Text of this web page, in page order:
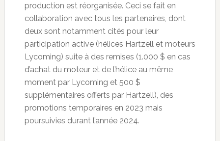
production est réorganisée. Ceci se fait en
collaboration avec tous les partenaires, dont
deux sont notamment cités pour leur
participation active (hélices Hartzell et moteurs
Lycoming) suite à des remises (1.000 $ en cas
d’achat du moteur et de l’hélice au même
moment par Lycoming et 500 $
supplémentaires offerts par Hartzell), des
promotions temporaires en 2023 mais
poursuivies durant l’année 2024.